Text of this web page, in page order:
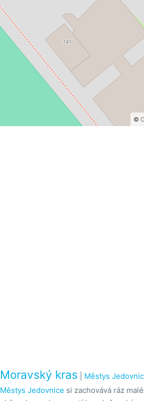
©
Moravský kras
Městys
Městys Jedovnice si zachovává ráz